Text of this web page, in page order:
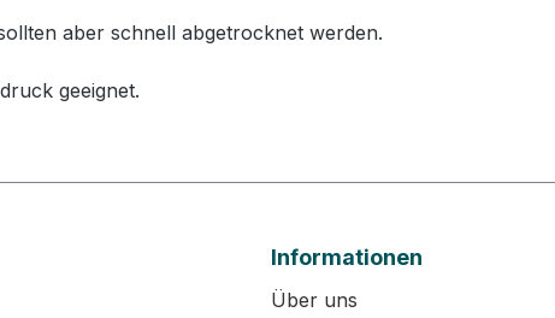
aber schnell abgetrocknet werden.
geeignet.
Informationen
Über uns